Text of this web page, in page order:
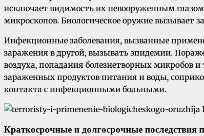
исключает видимость их невооруженным
микроскопов. Биологическое оружие вызывает
Инфекционные заболевания, вызванные
заражения в другой, вызывать эпидемии.
воздуха, попадания болезнетворных микробов
зараженных продуктов питания и воды,
контакта с инфекционными больными.
Краткосрочные и долгосрочные последствия